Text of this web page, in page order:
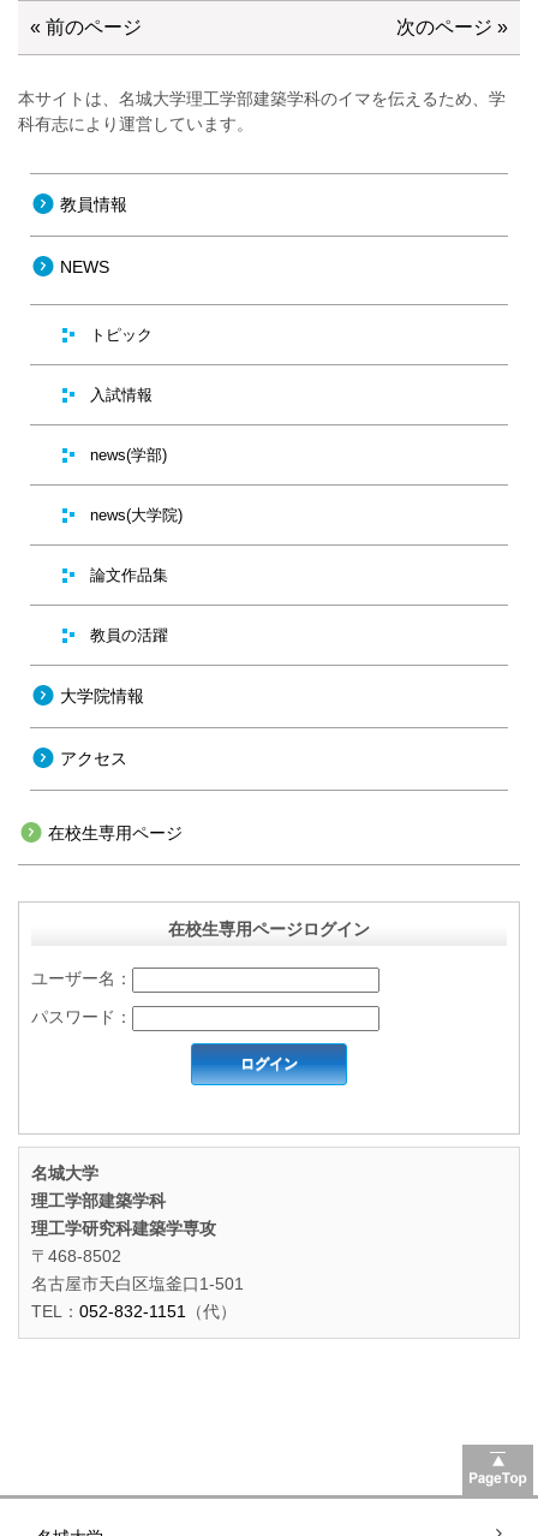
« 前のページ 次のページ »
本サイトは、名城大学理工学部建築学科のイマを伝えるため、学
科有志により運営しています。
教員情報
NEWS
トピック
入試情報
news(学部)
news(大学院)
論文作品集
教員の活躍
大学院情報
アクセス
在校生専用ページ
在校生専用ページログイン
ユーザー名：
パスワード：
名城大学
理工学部建築学科
理工学研究科建築学専攻
〒468-8502
名古屋市天白区塩釜口1-501
TEL： 052-832-1151 （代）